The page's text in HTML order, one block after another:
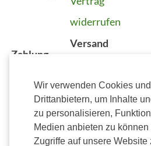
Wir verwenden Cookies
Drittanbietern, um Inhalte
zu personalisieren,
Medien anbieten zu
Zugriffe auf unsere Website
widerrufen
Zahlung
Versand
Kostenlose
Lieferung